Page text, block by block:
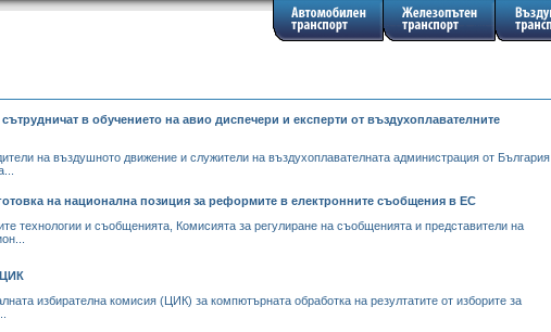
в обучението на авио диспечери и експерти от въздухоплавателните
на въздушното движение и служители на въздухоплавателната администрация от България
на национална позиция за реформите в електронните съобщения в ЕС
технологии и съобщенията, Комисията за регулиране на съобщенията и представители на
избирателна комисия (ЦИК) за компютърната обработка на резултатите от изборите за